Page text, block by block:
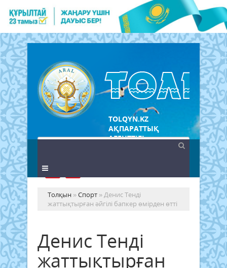
TOLQYN.KZ
АҚПАРАТТЫҚ
АГЕНТТІГІ
Толқын »Спорт » Денис Тенді
жаттықтырған әйгілі бапкер өмірден өтті
Денис Тенді
жаттықтырған